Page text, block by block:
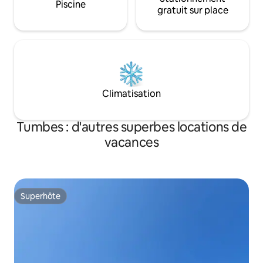
Piscine
gratuit sur place
Climatisation
Tumbes : d'autres superbes locations de
vacances
Superhôte
Superhôte